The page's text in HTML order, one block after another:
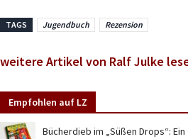
TAGS Jugendbuch Rezension
weitere Artikel von Ralf Julke
Empfohlen auf LZ
Bücherdieb im „Süßen Drops“: